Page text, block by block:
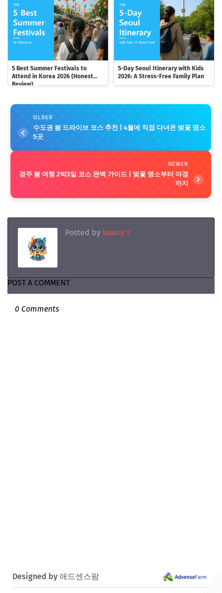
5 Best Summer Festivals to
Attend in Korea 2026 (Honest
Review)
5-Day Seoul Itinerary with Kids
2026: A Stress-Free Family Plan
OLDER
수도권 봄 드라이브 코스 추천 | 4월에 직접 다녀온 벚꽃 명소
5곳
NEWER
경주 봄 여행 2박3일 코스 완벽 가이드 | 벚꽃 명소부터 야경
까지
Posted by kwany's
POST A COMMENT
0 Comments
Designed by 애드센스팜